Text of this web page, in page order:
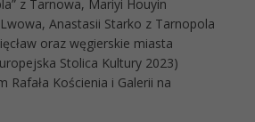
z Tarnowa, Mariyi Houyin
Anastasii Starko z Tarnopola
oraz węgierskie miasta
Stolica Kultury 2023)
Kościenia i Galerii na